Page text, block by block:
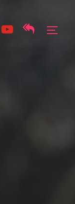
サイ